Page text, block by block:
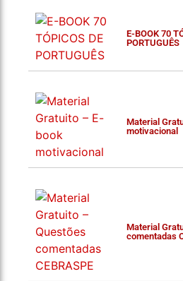
E-BOOK 70
PORTUGUÊS
Material
motivacional
Material
comentadas